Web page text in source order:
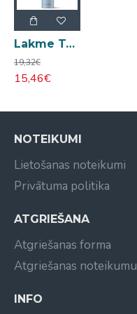
Lakme Teknia Body Maker Balm balzāms 300ml
19,32€
15,46€
NOTEIKUMI
Lietošanas noteikumi
Privātuma politika
ATGRIEŠANA
Atgriešanas forma
Atgriešanas noteikumu
INFO